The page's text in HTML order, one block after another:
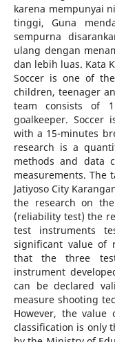
karena mempunyai
tinggi, Guna
sempurna
ulang dengan
dan lebih luas. Kata
Soccer is one of
children, teenager
team consists of
goalkeeper. Soccer
with a 15-minutes
research is a
methods and data
measurements. The
Jatiyoso City
the research on
(reliability test) the
test instruments
significant value of
that the three
instrument
can be declared
measure shooting
However, the
classification is only